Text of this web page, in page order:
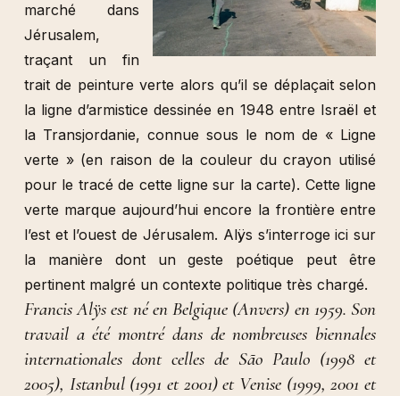
marché dans
Jérusalem,
traçant un fin
trait de peinture verte alors qu’il se déplaçait selon
la ligne d’armistice dessinée en 1948 entre Israël et
la Transjordanie, connue sous le nom de « Ligne
verte » (en raison de la couleur du crayon utilisé
pour le tracé de cette ligne sur la carte). Cette ligne
verte marque aujourd’hui encore la frontière entre
l’est et l’ouest de Jérusalem. Alÿs s’interroge ici sur
la manière dont un geste poétique peut être
pertinent malgré un contexte politique très chargé.
Francis Alÿs est né en Belgique (Anvers) en 1959. Son
travail a été montré dans de nombreuses biennales
internationales dont celles de São Paulo (1998 et
2005), Istanbul (1991 et 2001) et Venise (1999, 2001 et